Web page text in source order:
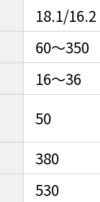
18.1/16.2
60～350
16～36
50
380
530